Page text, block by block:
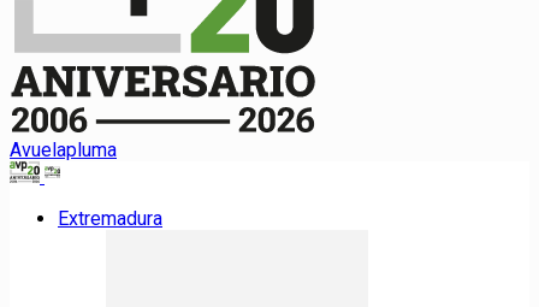
Avuelapluma
Extremadura